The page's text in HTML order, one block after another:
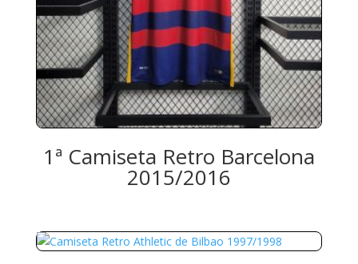
1ª Camiseta Retro Barcelona
2015/2016